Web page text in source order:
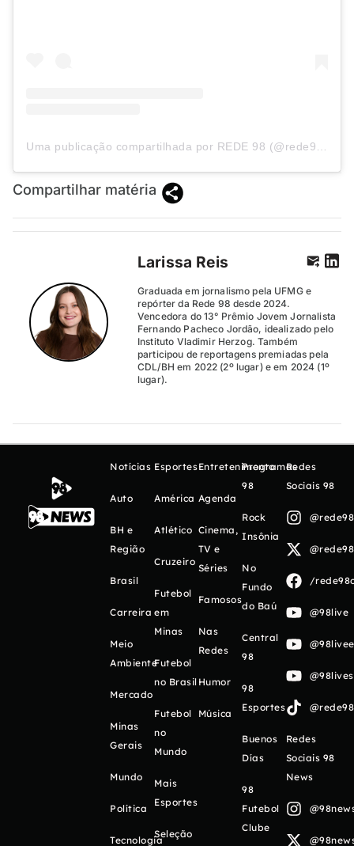
Uma publicação compartilhada por REDE 98 (@rede98oficial)
Compartilhar matéria
Larissa Reis
Graduada em jornalismo pela UFMG e
repórter da Rede 98 desde 2024.
Vencedora do 13° Prêmio Jovem Jornalista
Fernando Pacheco Jordão, idealizado pelo
Instituto Vladimir Herzog. Também
participou de reportagens premiadas pela
CDL/BH em 2022 (2º lugar) e em 2024 (1º
lugar).
Notícias
Auto
BH e
Região
Brasil
Carreira
Meio
Ambiente
Mercado
Minas
Gerais
Mundo
Política
Tecnologia
Esportes
América
Atlético
Cruzeiro
Futebol
em
Minas
Futebol
no Brasil
Futebol
no
Mundo
Mais
Esportes
Seleção
Entretenimento
Agenda
Cinema,
TV e
Séries
Famosos
Nas
Redes
Humor
Música
Programas
98
Rock
Insônia
No
Fundo
do Baú
Central
98
98
Esportes
Buenos
Días
98
Futebol
Clube
Redes
Sociais 98
/
@98live
Redes
Sociais 98
News